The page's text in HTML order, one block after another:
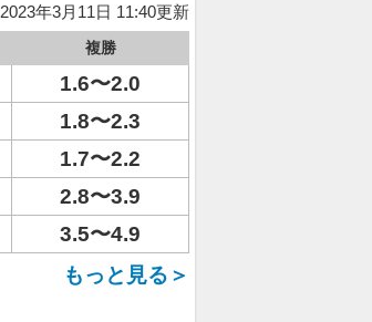
2023年3月11日 11:40更新
複勝
1.6〜2.0
1.8〜2.3
1.7〜2.2
2.8〜3.9
3.5〜4.9
もっと見る＞